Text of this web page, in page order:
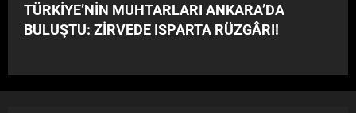
TÜRKİYE’NİN MUHTARLARI ANKARA’DA
BULUŞTU: ZİRVEDE ISPARTA RÜZGÂRI!